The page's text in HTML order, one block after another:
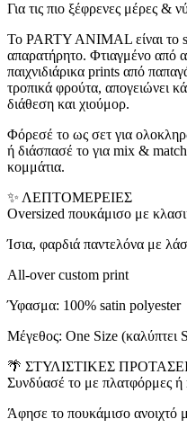
Για τις πιο ξέφρενες μέρες &
Το PARTY ANIMAL είναι το
απαρατήρητο. Φτιαγμένο
παιχνιδιάρικα prints από
τροπικά φρούτα, απογειώνει
διάθεση και χιούμορ.
Φόρεσέ το ως σετ για
ή διάσπασέ το για mix &
κομμάτια.
✨ ΛΕΠΤΟΜΕΡΕΙΕΣ
Oversized πουκάμισο με
Ίσια, φαρδιά παντελόνα με
All-over custom print
Ύφασμα: 100% satin polyester
Μέγεθος: One Size (καλύπτει
🌴 ΣΤΥΛΙΣΤΙΚΕΣ
Συνδύασέ το με πλατφόρμες ή
Άφησε το πουκάμισο ανοιχτό